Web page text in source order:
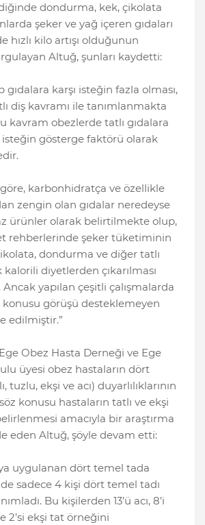
dondurma, kek, çikolata
şeker ve yağ içeren gıdaları
hızlı kilo artışı olduğunun
Altuğ, şunları kaydetti:
gıdalara karşı isteğin fazla olması,
diş kavramı ile tanımlanmakta
kavram obezlerde tatlı gıdalara
isteğin gösterge faktörü olarak
karbonhidratça ve özellikle
zengin olan gıdalar neredeyse
ürünler olarak belirtilmekte olup,
rehberlerinde şeker tüketiminin
dondurma ve diğer tatlı
kalorili diyetlerden çıkarılması
yapılan çeşitli çalışmalarda
konusu görüşü desteklemeyen
edilmiştir.”
Obez Hasta Derneği ve Ege
üyesi obez hastaların dört
tuzlu, ekşi ve acı) duyarlılıklarının
konusu hastaların tatlı ve ekşi
amacıyla bir araştırma
eden Altuğ, şöyle devam etti:
uygulanan dört temel tada
sadece 4 kişi dört temel tadı
Bu kişilerden 13’ü acı, 8’i
2’si ekşi tat örneğini